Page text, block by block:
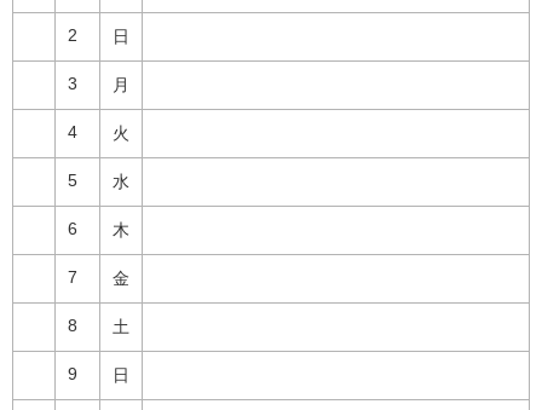
2 日
3 月
4 火
5 水
6 木
7 金
8 土
9 日